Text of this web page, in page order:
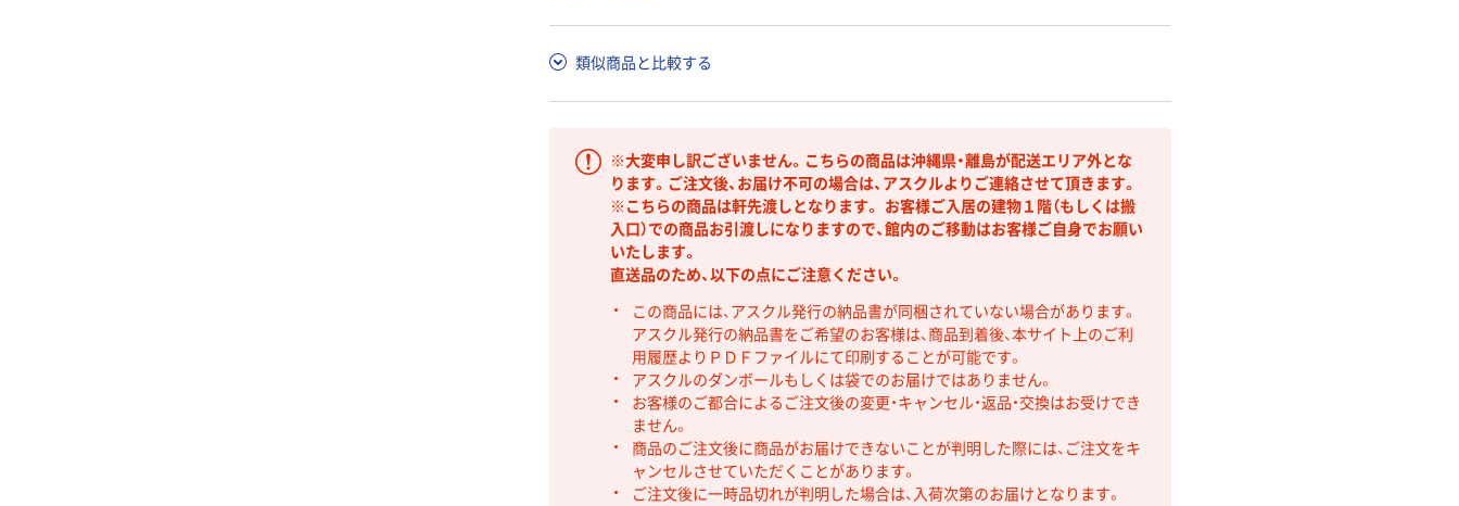
類似商品と比較する
※大変申し訳ございません。こちらの商品は沖縄県・離島が配送エリア外とな
ります。ご注文後、お届け不可の場合は、アスクルよりご連絡させて頂きます。
※こちらの商品は軒先渡しとなります。 お客様ご入居の建物１階（もしくは搬
入口）での商品お引渡しになりますので、館内のご移動はお客様ご自身でお願い
いたします。
直送品のため、以下の点にご注意ください。
この商品には、アスクル発行の納品書が同梱されていない場合があります。
アスクル発行の納品書をご希望のお客様は、商品到着後、本サイト上のご利
用履歴よりＰＤＦファイルにて印刷することが可能です。
アスクルのダンボールもしくは袋でのお届けではありません。
お客様のご都合によるご注文後の変更・キャンセル・返品・交換はお受けでき
ません。
商品のご注文後に商品がお届けできないことが判明した際には、ご注文をキ
ャンセルさせていただくことがあります。
ご注文後に一時品切れが判明した場合は、入荷次第のお届けとなります。